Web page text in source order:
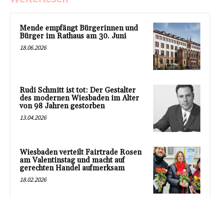
Mende empfängt Bürgerinnen und
Bürger im Rathaus am 30. Juni
18.06.2026
Rudi Schmitt ist tot: Der Gestalter
des modernen Wiesbaden im Alter
von 98 Jahren gestorben
13.04.2026
Wiesbaden verteilt Fairtrade Rosen
am Valentinstag und macht auf
gerechten Handel aufmerksam
18.02.2026